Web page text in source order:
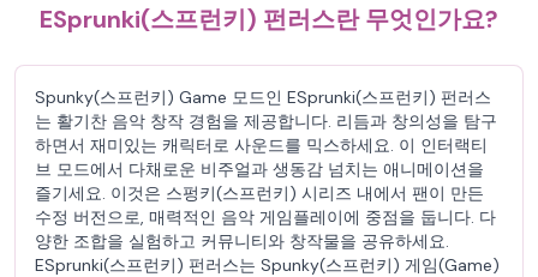
ESprunki(스프런키) 펀러스란 무엇인가요?
Spunky(스프런키) Game 모드인 ESprunki(스프런키) 펀러스
는 활기찬 음악 창작 경험을 제공합니다. 리듬과 창의성을 탐구
하면서 재미있는 캐릭터로 사운드를 믹스하세요. 이 인터랙티
브 모드에서 다채로운 비주얼과 생동감 넘치는 애니메이션을
즐기세요. 이것은 스펑키(스프런키) 시리즈 내에서 팬이 만든
수정 버전으로, 매력적인 음악 게임플레이에 중점을 둡니다. 다
양한 조합을 실험하고 커뮤니티와 창작물을 공유하세요.
ESprunki(스프런키) 펀러스는 Spunky(스프런키) 게임(Game)